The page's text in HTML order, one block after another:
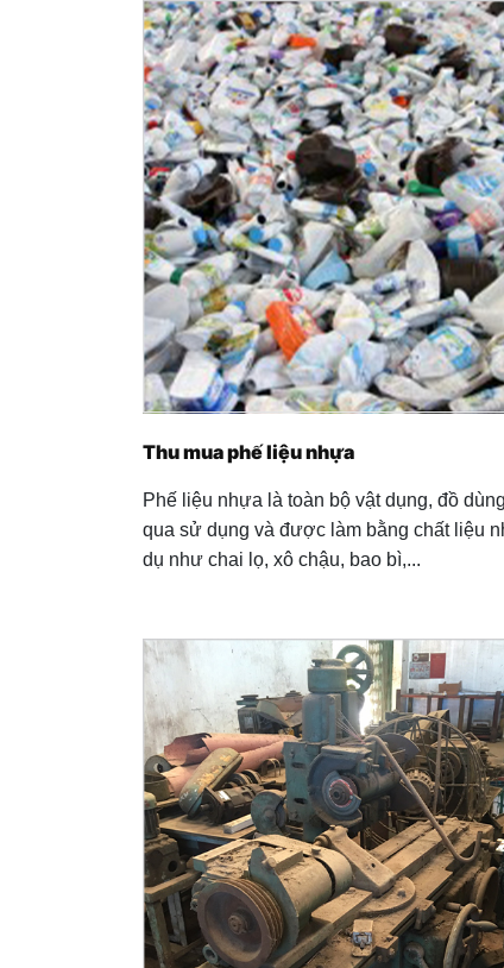
Thu mua phế liệu nhựa
Phế liệu nhựa là toàn bộ vật dụng, đồ
qua sử dụng và được làm bằng chất liệu
dụ như chai lọ, xô chậu, bao bì,...